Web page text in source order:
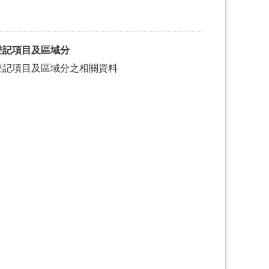
項目及區域分
項目及區域分之相關資料